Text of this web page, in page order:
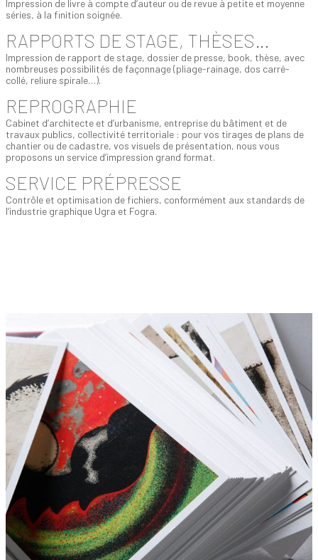
Impression de livre à compte d’auteur ou de revue à petite et moyenne
séries, à la finition soignée.
RAPPORTS DE STAGE, THÈSES…
Impression de rapport de stage, dossier de presse, book, thèse, avec
nombreuses possibilités de façonnage (pliage-rainage, dos carré-
collé, reliure spirale…).
REPROGRAPHIE
Cabinet d’architecte et d’urbanisme, entreprise du bâtiment et de
travaux publics, collectivité territoriale : pour vos tirages de plans de
chantier ou de cadastre, vos visuels de présentation, nous vous
proposons un service d’impression grand format.
SERVICE PRÉPRESSE
Contrôle et optimisation de fichiers, conformément aux standards de
l’industrie graphique Ugra et Fogra.